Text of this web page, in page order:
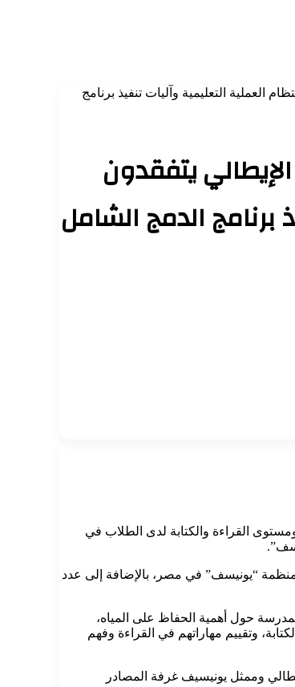
التعليمية وآليات تنفيذ برنامج
يتفقدون
برنامج الدمج الشامل
القراءة والكتابة لدى الطلاب في
منظمة “يونيسف” في مصر، بالإضافة إلى عدد
1600 طالب وطالبة، حيث شهد عرضًا قدمه طلاب المدرسة حول أهمية الحفاظ على المياه،
وتقييم مهاراتهم في القراءة وفهم
وممثل يونيسيف غرفة المصادر